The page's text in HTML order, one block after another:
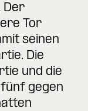
Der
Tor
seinen
Die
und die
gegen